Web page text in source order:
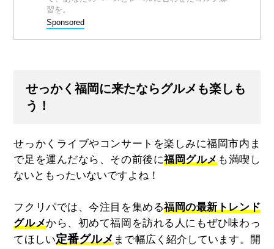
習を。
Sponsored
せっかく福岡に来たならグルメも楽しも
う！
せっかくライブやコンサートを楽しみに福岡市内ま
で足を運んだなら、その前後に福岡グルメも満喫し
ないともったいないですよね！
フクリパでは、今注目を集める福岡の最新トレンド
グルメから、初めて福岡を訪れる人にもぜひ味わっ
てほしい定番グルメ まで幅広く紹介しています。開